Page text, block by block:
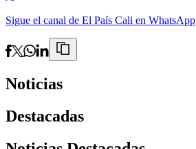
Sigue el canal de El País Cali en WhatsApp
Noticias
Destacadas